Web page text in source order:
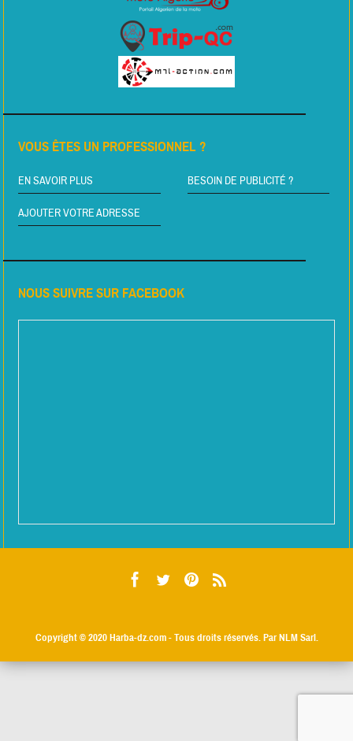
VOUS ÊTES UN PROFESSIONNEL ?
EN SAVOIR PLUS BESOIN DE PUBLICITÉ ?
AJOUTER VOTRE ADRESSE
NOUS SUIVRE SUR FACEBOOK
Copyright © 2020Harba-dz.com- Tous droits réservés. Par NLM Sarl.